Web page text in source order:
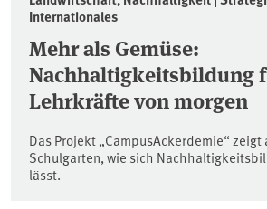
Internationales
Mehr als Gemüse:
Nachhaltigkeitsbildung
Lehrkräfte von morgen
Das Projekt „CampusAckerdemie“ zeigt
Schulgarten, wie sich
lässt.